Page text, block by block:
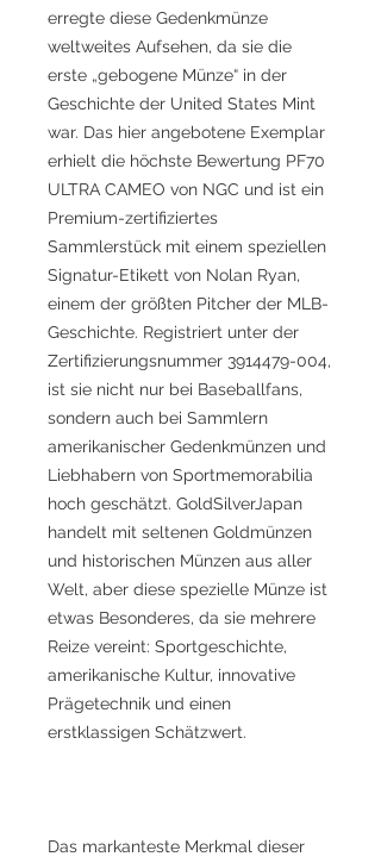
erregte diese Gedenkmünze
weltweites Aufsehen, da sie die
erste „gebogene Münze“ in der
Geschichte der United States Mint
war. Das hier angebotene Exemplar
erhielt die höchste Bewertung PF70
ULTRA CAMEO von NGC und ist ein
Premium-zertifiziertes
Sammlerstück mit einem speziellen
Signatur-Etikett von Nolan Ryan,
einem der größten Pitcher der MLB-
Geschichte. Registriert unter der
Zertifizierungsnummer 3914479-004,
ist sie nicht nur bei Baseballfans,
sondern auch bei Sammlern
amerikanischer Gedenkmünzen und
Liebhabern von Sportmemorabilia
hoch geschätzt. GoldSilverJapan
handelt mit seltenen Goldmünzen
und historischen Münzen aus aller
Welt, aber diese spezielle Münze ist
etwas Besonderes, da sie mehrere
Reize vereint: Sportgeschichte,
amerikanische Kultur, innovative
Prägetechnik und einen
erstklassigen Schätzwert.
Das markanteste Merkmal dieser